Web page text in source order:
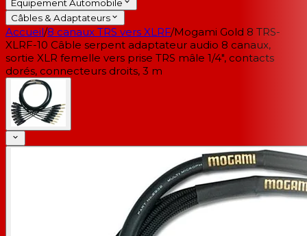
Équipement Automobile
Câbles & Adaptateurs
Accueil/8 canaux TRS vers XLRF/Mogami Gold 8 TRS-
XLRF-10 Câble serpent adaptateur audio 8 canaux,
sortie XLR femelle vers prise TRS mâle 1/4", contacts
dorés, connecteurs droits, 3 m